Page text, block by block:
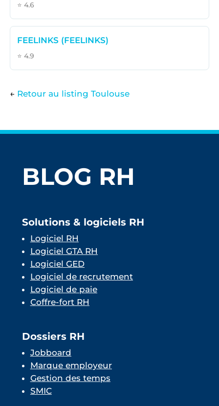
⭐ 4.6
FEELINKS (FEELINKS)
⭐ 4.9
← Retour au listing Toulouse
BLOG RH
Solutions & logiciels RH
Logiciel RH
Logiciel GTA RH
Logiciel GED
Logiciel de recrutement
Logiciel de paie
Coffre-fort RH
Dossiers RH
Jobboard
Marque employeur
Gestion des temps
SMIC